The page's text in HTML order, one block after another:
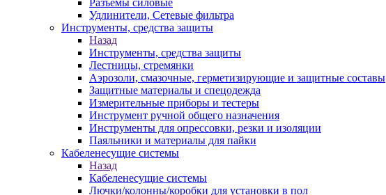
Разъемы силовые
Удлинители, Сетевые фильтра
Инструменты, средства защиты
Назад
Инструменты, средства защиты
Лестницы, стремянки
Аэрозоли, смазочные, герметизирующие и защитные составы
Защитные материалы и спецодежда
Измерительные приборы и тестеры
Инструмент ручной общего назначения
Инструменты для опрессовки, резки и изоляции
Паяльники и материалы для пайки
Кабеленесущие системы
Назад
Кабеленесущие системы
Лючки/колонны/коробки для установки в пол